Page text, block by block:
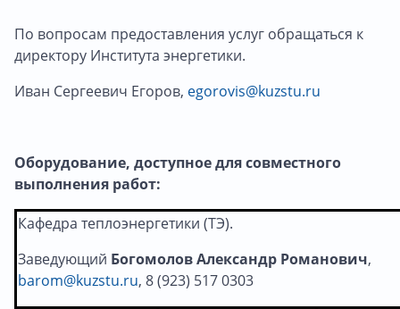
По вопросам предоставления услуг обращаться к
директору Института энергетики.
Иван Сергеевич Егоров, egorovis@kuzstu.ru
Оборудование, доступное для совместного
выполнения работ:
Кафедра теплоэнергетики (ТЭ).
Заведующий Богомолов Александр Романович,
barom@kuzstu.ru, 8 (923) 517 0303